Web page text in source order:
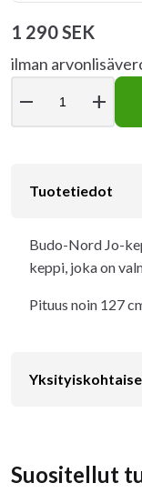
1 290 SEK
ilman
remove add
Tuotetiedot
Budo-Nord Jo-
keppi, joka on
Pituus noin 127
Suositellut